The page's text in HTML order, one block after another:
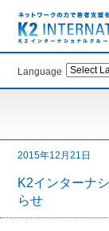
Language
2015年12月21日
K2インターナ
らせ